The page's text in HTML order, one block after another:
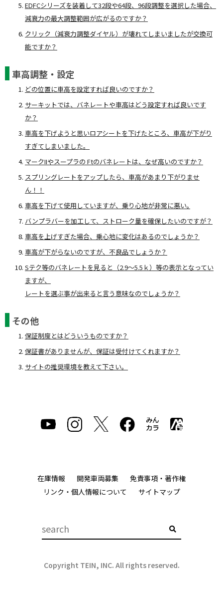
EDFCシリーズを装着して32段や64段、96段調整を選択した場合、
減衰力の最大調整範囲が広がるのですか？
クリック（減衰力調整ダイヤル）が壊れてしまいましたが交換可
能ですか？
車高調整・設定
どの位置に車高を設定すれば良いのですか？
サーキットでは、バネレートや車高はどう設定すれば良いです
か？
車高を下げようと思いロアシートを下げたところ、車高が下がり
すぎてしまいました。
マークIIやスープラの Ftのバネレートは、なぜ高いのですか？
スプリングレートをアップしたら、車高があまり下がりませ
ん！！
車高を下げて使用していますが、乗り心地が非常に悪い｡
バンプラバーを加工して、ストローク量を確保したいのですが？
車高を上げすぎた場合、乗心地に変化はあるのでしょうか？
車高が下がらないのですが、不良品でしょうか？
Sテク等のバネレートを見ると（2.9～5.5ｋ）等の表示となってい
ますが、
レートを選ぶ事が出来ると言う意味なのでしょうか？
その他
保証制度とはどういうものですか？
保証書がありませんが、保証は受付けてくれますか？
サイトの推奨環境を教えて下さい。
在庫情報 開発車両募集
免責事項・著作権
リンク・個人情報について
サイトマップ
Copyright TEIN, INC. All rights reserved.